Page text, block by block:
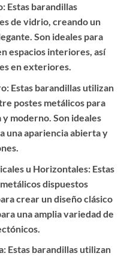
Estas barandillas
de vidrio, creando un
Son ideales para
espacios interiores, así
en exteriores.
Estas barandillas utilizan
postes metálicos para
moderno. Son ideales
una apariencia abierta y
u Horizontales: Estas
dispuestos
crear un diseño clásico
una amplia variedad de
Estas barandillas utilizan